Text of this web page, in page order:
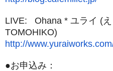
LIVE: Ohana * ユライ (え
TOMOHIKO)
http://
●お申込み：